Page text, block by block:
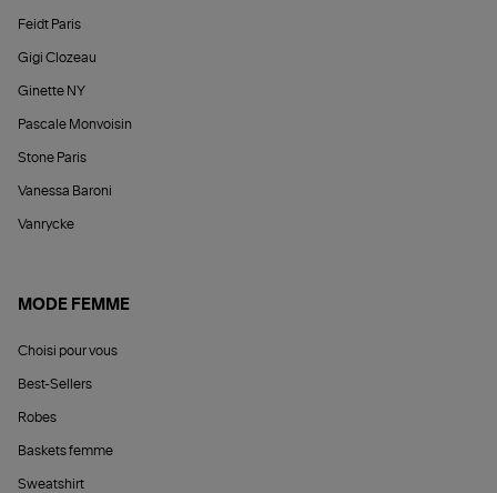
Feidt Paris
Gigi Clozeau
Ginette NY
Pascale Monvoisin
Stone Paris
Vanessa Baroni
Vanrycke
MODE FEMME
Choisi pour vous
Best-Sellers
Robes
Baskets femme
Sweatshirt